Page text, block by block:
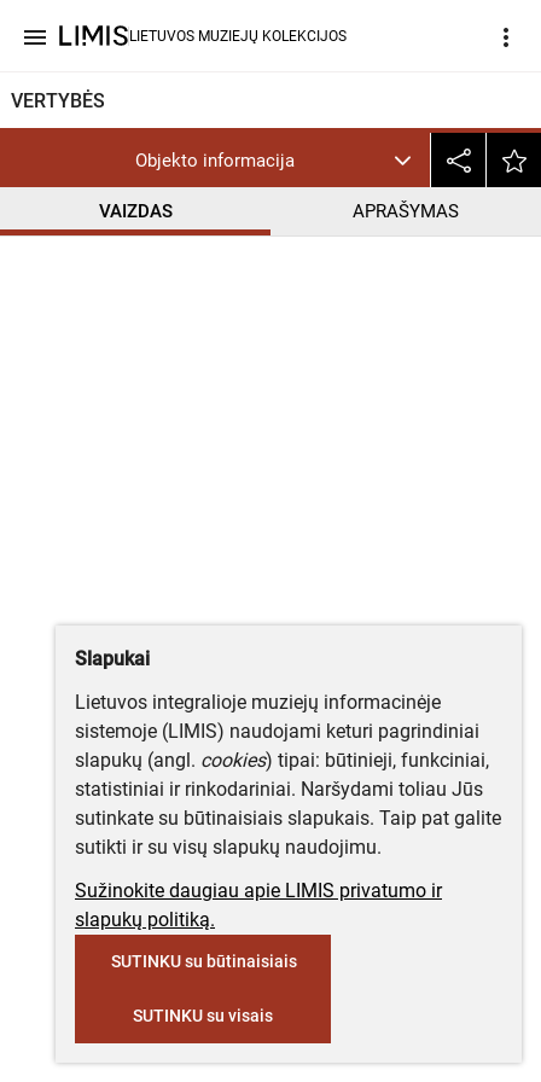
menu LIETUVOS MUZIEJŲ KOLEKCIJOS more_vert
VERTYBĖS
Objekto informacija
VAIZDAS APRAŠYMAS
Slapukai
Lietuvos integralioje muziejų informacinėje
sistemoje (LIMIS) naudojami keturi pagrindiniai
slapukų (angl. cookies) tipai: būtinieji, funkciniai,
statistiniai ir rinkodariniai. Naršydami toliau Jūs
sutinkate su būtinaisiais slapukais. Taip pat galite
sutikti ir su visų slapukų naudojimu.
Sužinokite daugiau apie LIMIS privatumo ir
slapukų politiką.
SUTINKU su būtinaisiais
SUTINKU su visais